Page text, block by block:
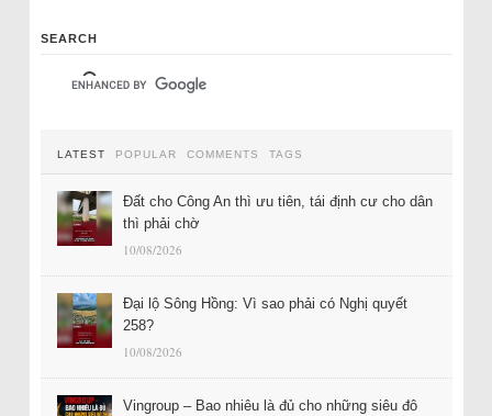
SEARCH
LATEST POPULAR COMMENTS TAGS
Đất cho Công An thì ưu tiên, tái định cư cho dân
thì phải chờ
10/08/2026
Đại lộ Sông Hồng: Vì sao phải có Nghị quyết
258?
10/08/2026
Vingroup – Bao nhiêu là đủ cho những siêu đô